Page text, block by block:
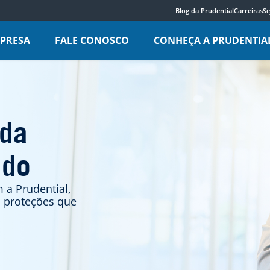
Blog da PrudentialCarreiras
FALE CONOSCO CONHEÇA A
a Prudential,
que